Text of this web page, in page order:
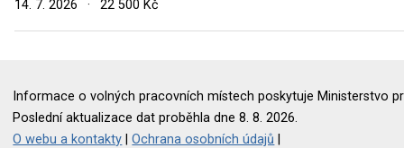
14. 7. 2026
· 22 500 Kč
Informace o volných pracovních místech poskytuje Ministerstvo
Poslední aktualizace dat proběhla dne 8. 8. 2026.
O webu a kontakty |Ochrana osobních údajů